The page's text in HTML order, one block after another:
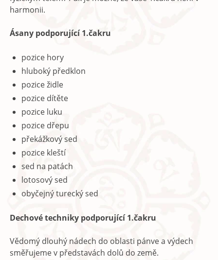
harmonii.
Ásany podporující 1.čakru
pozice hory
hluboký předklon
pozice židle
pozice dítěte
pozice luku
pozice dřepu
překážkový sed
pozice kleští
sed na patách
lotosový sed
obyčejný turecký sed
Dechové techniky podporující 1.čakru
Vědomý dlouhý nádech do oblasti pánve a výdech
směřujeme v představách dolů do země.